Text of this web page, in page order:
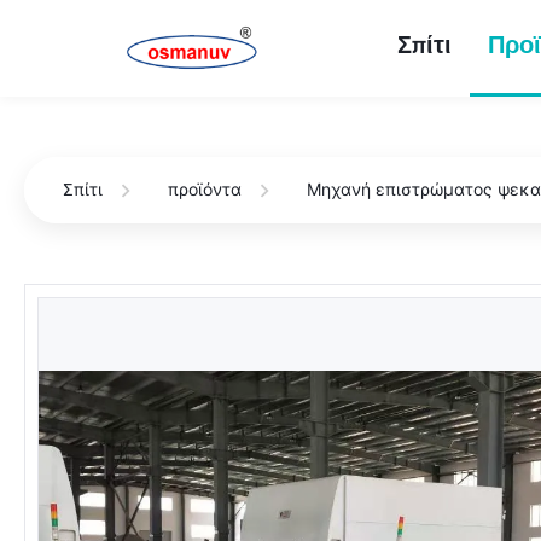
Σπίτι
Σπίτι προϊόντα Μηχανή επιστρώματος